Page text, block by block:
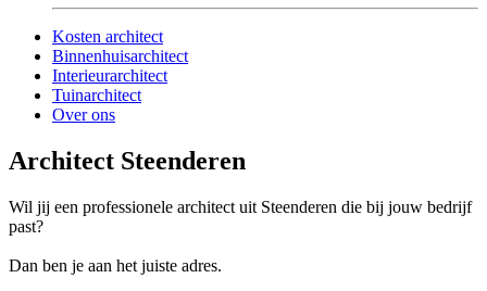
Kosten architect
Binnenhuisarchitect
Interieurarchitect
Tuinarchitect
Over ons
Architect Steenderen
Wil jij een professionele architect uit Steenderen die bij jouw bedrijf
past?
Dan ben je aan het juiste adres.